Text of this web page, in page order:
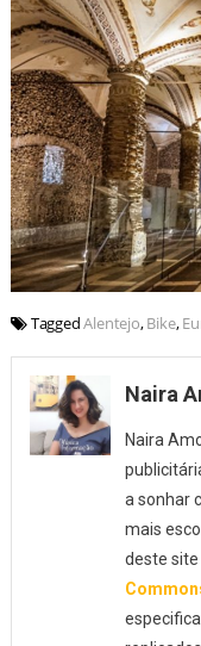
TaggedAlentejo,Bike,
Naira
Naira
a sonhar
mais
deste site